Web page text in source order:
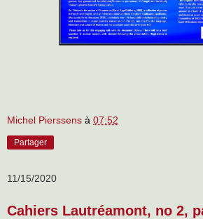
Michel Pierssens à 07:52
Partager
11/15/2020
Cahiers Lautréamont, no 2,